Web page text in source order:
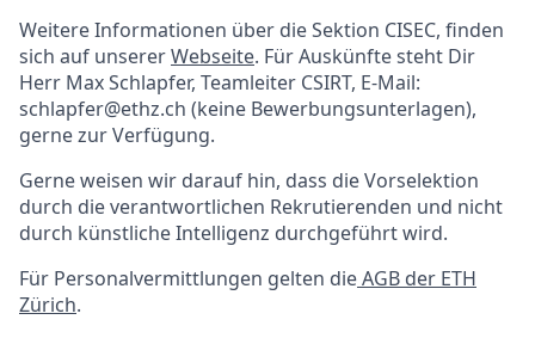
Weitere Informationen über die Sektion CISEC, finden
sich auf unsererWebseite. Für Auskünfte steht Dir
Herr Max Schlapfer, Teamleiter CSIRT, E-Mail:
schlapfer@ethz.ch (keine Bewerbungsunterlagen),
gerne zur Verfügung.
Gerne weisen wir darauf hin, dass die Vorselektion
durch die verantwortlichen Rekrutierenden und nicht
durch künstliche Intelligenz durchgeführt wird.
Für Personalvermittlungen gelten dieAGB der ETH
Zürich.